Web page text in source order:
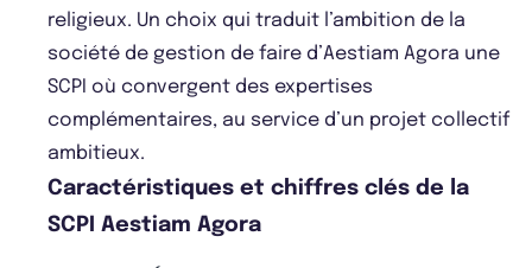
religieux. Un choix qui traduit l’ambition de la
société de gestion de faire d’Aestiam Agora une
SCPI où convergent des expertises
complémentaires, au service d’un projet collectif
ambitieux.
Caractéristiques et chiffres clés de la
SCPI Aestiam Agora